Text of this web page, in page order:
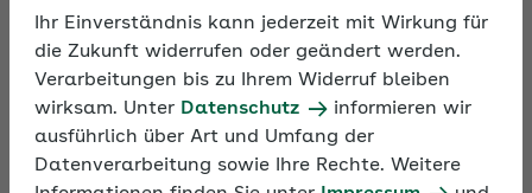
Ihr Einverständnis kann jederzeit mit Wirkung für
die Zukunft widerrufen oder geändert werden.
Verarbeitungen bis zu Ihrem Widerruf bleiben
wirksam. Unter Datenschutz
informieren wir
ausführlich über Art und Umfang der
Datenverarbeitung sowie Ihre Rechte. Weitere
Video
Positiv führen – Anregungen aus der Positiven
Psychologie